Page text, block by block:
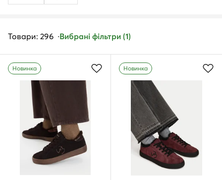
Товари: 296 Вибрані фільтри (1)
Новинка Новинка